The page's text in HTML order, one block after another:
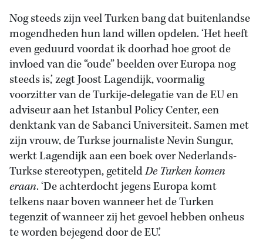
Nog steeds zijn veel Turken bang dat buitenlandse
mogendheden hun land willen opdelen. ‘Het heeft
even geduurd voordat ik doorhad hoe groot de
invloed van die “oude” beelden over Europa nog
steeds is,’ zegt Joost Lagendijk, voormalig
voorzitter van de Turkije-delegatie van de EU en
adviseur aan het Istanbul Policy Center, een
denktank van de Sabanci Universiteit. Samen met
zijn vrouw, de Turkse journaliste Nevin Sungur,
werkt Lagendijk aan een boek over Nederlands-
Turkse stereotypen, getiteldDe Turken komen
eraan. ‘De achterdocht jegens Europa komt
telkens naar boven wanneer het de Turken
tegenzit of wanneer zij het gevoel hebben onheus
te worden bejegend door de EU.’